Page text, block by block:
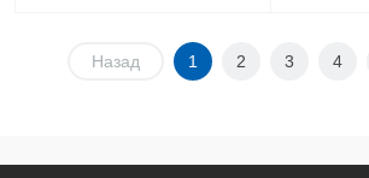
Назад 1 2 3 4